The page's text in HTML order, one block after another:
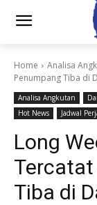
Home Analisa
Penumpang Tiba di
Analisa Angkutan
Hot News
Jadwal
Long
Tercatat
Tiba di